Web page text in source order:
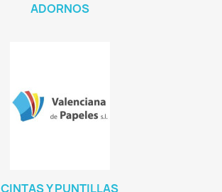
ADORNOS
CINTAS Y PUNTILLAS